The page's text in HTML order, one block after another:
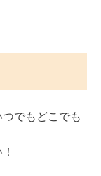
でもどこでも